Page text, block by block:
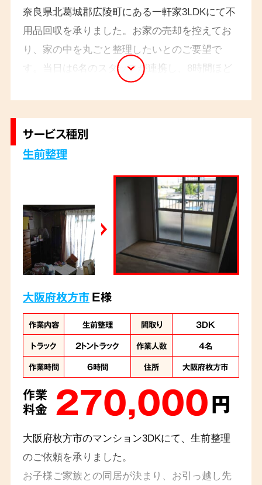
奈良県北葛城郡広陵町にある一軒家3LDKにて不
用品回収を承りました。お家の売却を控えてお
り、家の中を丸ごと整理したいとのご要望で
す。当日は6名のスタッフが連携し、8時間ほど
で全ての作業を完了いたしました。仕上がりの
速さと丁寧な対応に、ご依頼主様からもお喜び
サービス種別
生前整理
大阪府枚方市E様
作業内容 生前整理 間取り
3DK
トラック
2トントラック 作業人数
4名
作業時間
6時間 住所 大阪府枚方市
作業
料金 270,000円
大阪府枚方市のマンション3DKにて、生前整理
のご依頼を承りました。
お子様ご家族との同居が決まり、お引っ越し先